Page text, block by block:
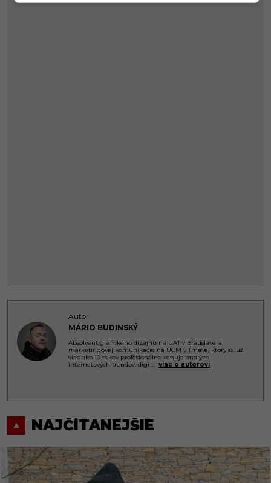
Autor
MÁRIO BUDINSKÝ
Absolvent grafického dizajnu na UAT v Bratislave a
marketingovej komunikácie na UCM v Trnave, ktorý sa už
viac ako 10 rokov profesionálne venuje analýze
internetových trendov, digi ... viac o autorovi
NAJČÍTANEJŠIE